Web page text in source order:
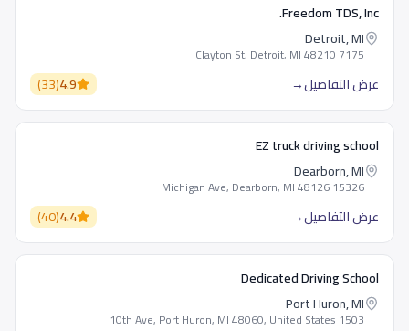
Freedom TDS, Inc.
Detroit, MI
7175 Clayton St, Detroit, MI 48210
عرض التفاصيل→
4.9
(
33
)
EZ truck driving school
Dearborn, MI
15326 Michigan Ave, Dearborn, MI 48126
عرض التفاصيل→
4.4
(
40
)
Dedicated Driving School
Port Huron, MI
1503 10th Ave, Port Huron, MI 48060, United States